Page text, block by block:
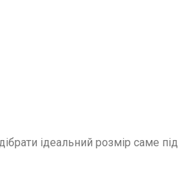
ідеальний розмір саме під